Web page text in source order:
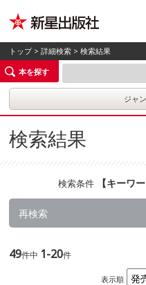
トップ>詳細検索 > 検索結果
本を探す
ジャ
検索結果
検索条件 【キーワ
再検索
49件中 1-20件
表示順